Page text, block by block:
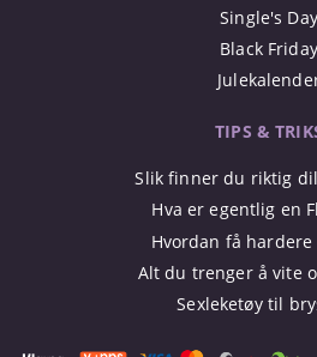
Single's Day
Black Friday
TIPS &
Slik finner du riktig
Hva er egentlig en
Hvordan få hardere
Alt du trenger å vite
Sexleketøy til